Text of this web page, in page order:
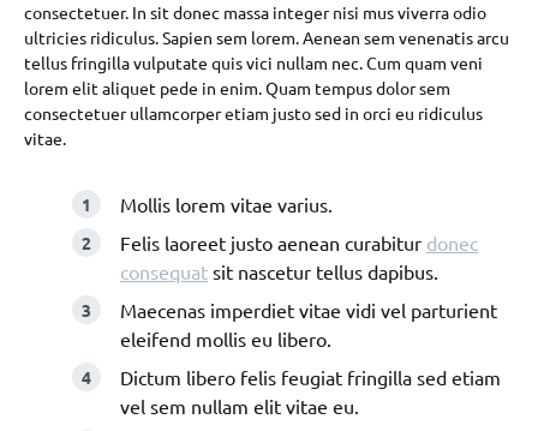
consectetuer. In sit donec massa integer nisi mus viverra odio
ultricies ridiculus. Sapien sem lorem. Aenean sem venenatis arcu
tellus fringilla vulputate quis vici nullam nec. Cum quam veni
lorem elit aliquet pede in enim. Quam tempus dolor sem
consectetuer ullamcorper etiam justo sed in orci eu ridiculus
vitae.
Mollis lorem vitae varius.
Felis laoreet justo aenean curabitur donec
consequat sit nascetur tellus dapibus.
Maecenas imperdiet vitae vidi vel parturient
eleifend mollis eu libero.
Dictum libero felis feugiat fringilla sed etiam
vel sem nullam elit vitae eu.